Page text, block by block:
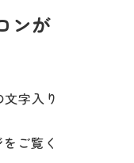
ンが
字入り
ご覧く